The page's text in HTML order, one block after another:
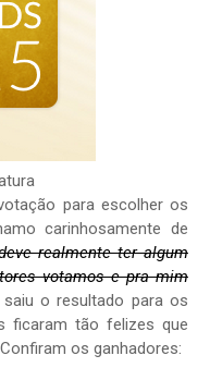
para escolher os
carinhosamente de
realmente ter algum
votamos e pra mim
saiu o resultado para os
ficaram tão felizes que
os ganhadores: